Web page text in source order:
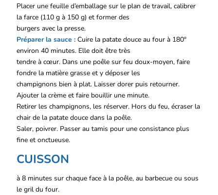
Placer une feuille d’emballage sur le plan de travail, calibrer
la farce (110 g à 150 g) et former des
burgers avec la presse.
Préparer la sauce :Cuire la patate douce au four à 180°
environ 40 minutes. Elle doit être très
tendre à cœur. Dans une poêle sur feu doux-moyen, faire
fondre la matière grasse et y déposer les
champignons bien à plat. Laisser dorer puis retourner.
Ajouter la crème et faire bouillir une minute.
Retirer les champignons, les réserver. Hors du feu, écraser la
chair de la patate douce dans la poêle.
Saler, poivrer. Passer au tamis pour une consistance plus
fine et onctueuse.
CUISSON
à 8 minutes sur chaque face à la poêle, au barbecue ou sous
le gril du four.